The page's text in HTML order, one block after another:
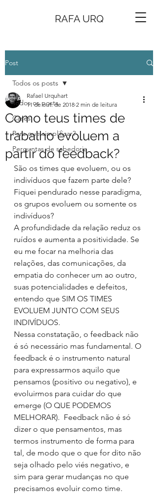
RAFA URQ
Post
Todos os posts
Cases
Para que simplificar?
Perguntas de sabedoria
Todos os posts
Como teus times de
trabalho evoluem a
partir do feedback?
Rafael Urquhart
11 de out. de 2018 2 min de leitura
São os times que evoluem, ou os
indivíduos que fazem parte dele?
Fiquei pendurado nesse paradigma,
os grupos evoluem ou somente os
indivíduos?
A profundidade da relação reduz os
ruídos e aumenta a positividade. Se
eu me focar na melhoria das
relações, das comunicações, da
empatia do conhecer um ao outro,
suas potencialidades e defeitos,
entendo que SIM OS TIMES
EVOLUEM JUNTO COM SEUS
INDIVÍDUOS.
Nessa constatação, o feedback não
é só necessário mas fundamental. O
feedback é o instrumento natural
para expressarmos aquilo que
pensamos (positivo ou negativo), e
evoluirmos para cuidar do que
emerge (O QUE PODEMOS
MELHORAR).  Feedback não é só
dizer o que pensamentos, mas
termos instrumento de forma para
tal, de modo que o que for dito não
seja olhado pelo viés negativo, e
sim para gerar mudanças no que
precisamos evoluir como time.